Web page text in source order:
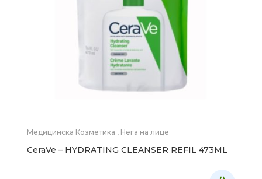
Медицинска Козметика , Нега на лице
CeraVe – HYDRATING CLEANSER REFIL 473ML